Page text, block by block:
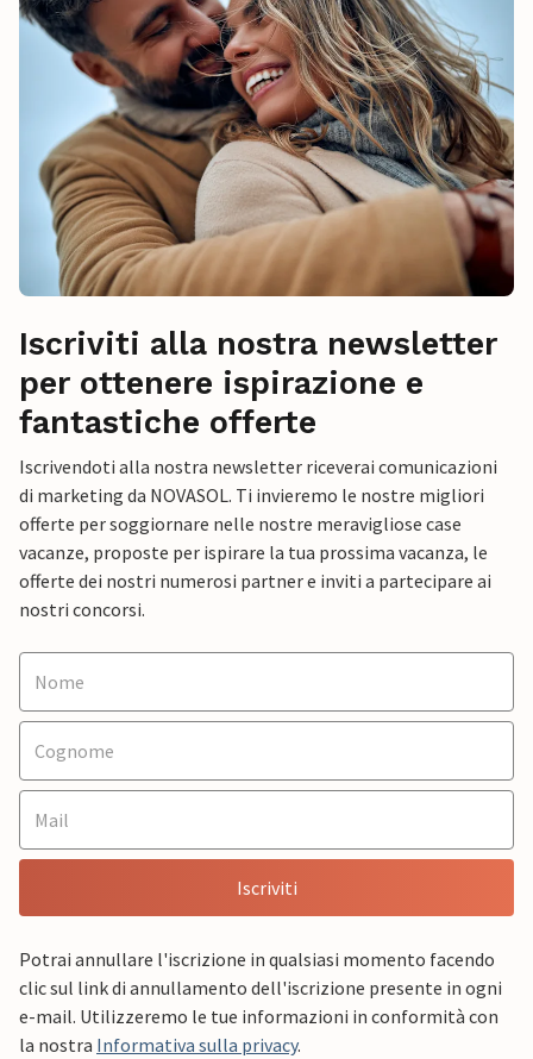
Iscriviti alla nostra newsletter
per ottenere ispirazione e
fantastiche offerte
Iscrivendoti alla nostra newsletter riceverai comunicazioni
di marketing da NOVASOL. Ti invieremo le nostre migliori
offerte per soggiornare nelle nostre meravigliose case
vacanze, proposte per ispirare la tua prossima vacanza, le
offerte dei nostri numerosi partner e inviti a partecipare ai
nostri concorsi.
Iscriviti
Potrai annullare l'iscrizione in qualsiasi momento facendo
clic sul link di annullamento dell'iscrizione presente in ogni
e-mail. Utilizzeremo le tue informazioni in conformità con
la nostra Informativa sulla privacy.